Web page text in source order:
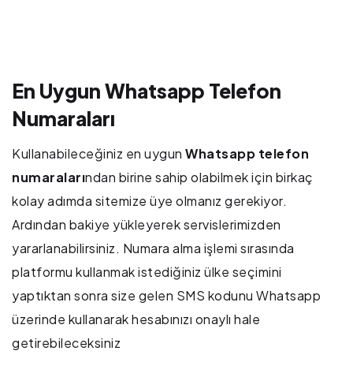
En Uygun Whatsapp Telefon
Numaraları
Kullanabileceğiniz en uygun Whatsapp telefon
numaralarından birine sahip olabilmek için birkaç
kolay adımda sitemize üye olmanız gerekiyor.
Ardından bakiye yükleyerek servislerimizden
yararlanabilirsiniz. Numara alma işlemi sırasında
platformu kullanmak istediğiniz ülke seçimini
yaptıktan sonra size gelen SMS kodunu Whatsapp
üzerinde kullanarak hesabınızı onaylı hale
getirebileceksiniz